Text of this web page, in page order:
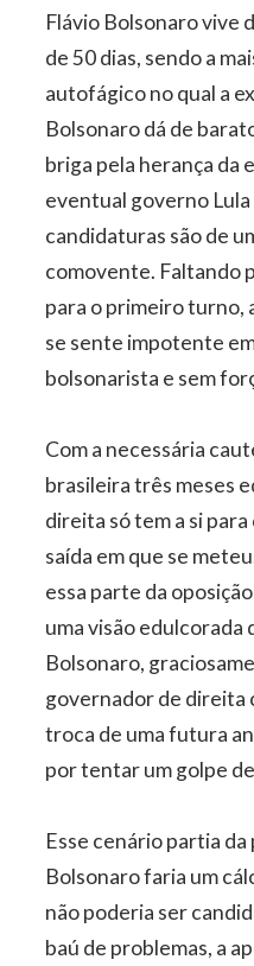
Flávio Bolsonaro vive
de 50 dias, sendo a
autofágico no qual a
Bolsonaro dá de
briga pela herança da
eventual governo Lula
candidaturas são de
comovente. Faltando
para o primeiro turno,
se sente impotente
bolsonarista e sem
Com a necessária
brasileira três meses
direita só tem a si
saída em que se
essa parte da
uma visão edulcorada
Bolsonaro,
governador de direita
troca de uma futura
por tentar um golpe
Esse cenário partia da
Bolsonaro faria um
não poderia ser
baú de problemas, a